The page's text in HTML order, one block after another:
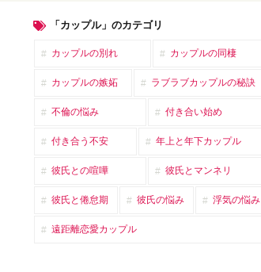
「カップル」のカテゴリ
カップルの別れ カップルの同棲
カップルの嫉妬 ラブラブカップルの秘訣
不倫の悩み 付き合い始め
付き合う不安 年上と年下カップル
彼氏との喧嘩 彼氏とマンネリ
彼氏と倦怠期 彼氏の悩み 浮気の悩み
遠距離恋愛カップル